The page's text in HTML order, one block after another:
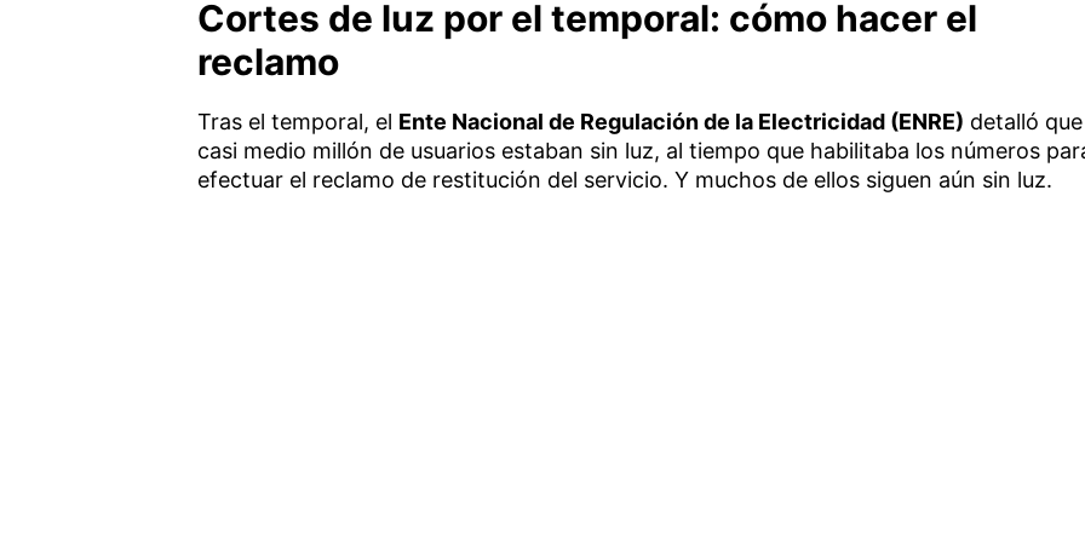
Cortes de luz por el temporal: cómo hacer el
reclamo
Tras el temporal, el Ente Nacional de Regulación de la Electricidad (ENRE) detalló que
casi medio millón de usuarios estaban sin luz, al tiempo que habilitaba los números
efectuar el reclamo de restitución del servicio. Y muchos de ellos siguen aún sin luz.